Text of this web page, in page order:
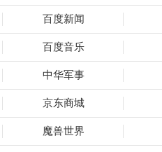
百度新闻
百度音乐
中华军事
京东商城
魔兽世界